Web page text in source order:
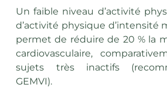
Un faible niveau d’activité
d’activité physique d’intensité
permet de réduire de 20 % la
cardiovasculaire,
sujets très inactifs
GEMVI).